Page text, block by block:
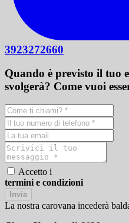
3923272660
Quando è previsto il tuo
svolgerà? Come vuoi
Accetto i
termini e condizioni
Invia
La nostra carovana incederà